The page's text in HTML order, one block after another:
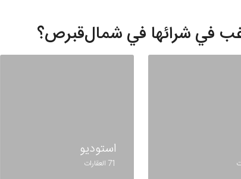
في شرائها في شمال‌قبرص؟
استوديو
71 العقارات